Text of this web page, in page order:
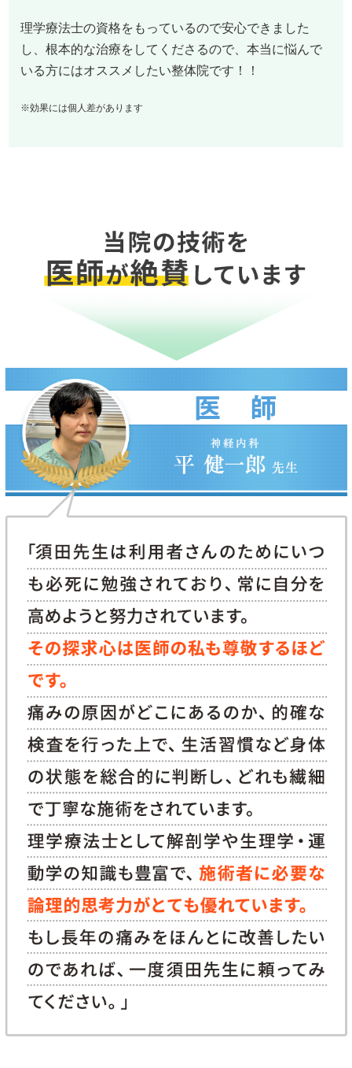
理学療法士の資格をもっているので安心できました
し、根本的な治療をしてくださるので、本当に悩んで
いる方にはオススメしたい整体院です！！
※効果には個人差があります